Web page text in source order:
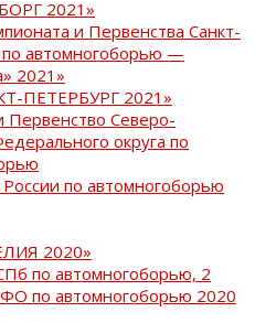
2021»
и Первенства Санкт-
по автомногоборью —
2021»
ПЕТЕРБУРГ 2021»
Первенство Северо-
округа по
по автомногоборью
2020»
по автомногоборью, 2
по автомногоборью 2020